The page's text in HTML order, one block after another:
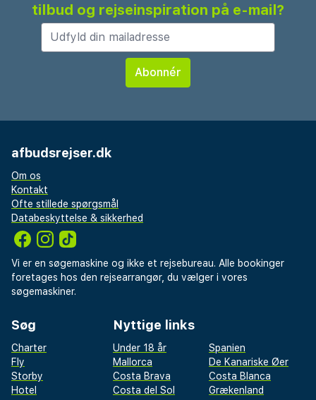
tilbud og rejseinspiration på e-mail?
afbudsrejser.dk
Om os
Kontakt
Ofte stillede spørgsmål
Databeskyttelse & sikkerhed
Vi er en søgemaskine og ikke et rejsebureau. Alle bookinger
foretages hos den rejsearrangør, du vælger i vores
søgemaskiner.
Søg
Charter
Fly
Storby
Hotel
Nyttige links
Under 18 år
Spanien
Mallorca
De Kanariske Øer
Costa Brava
Costa Blanca
Costa del Sol
Grækenland